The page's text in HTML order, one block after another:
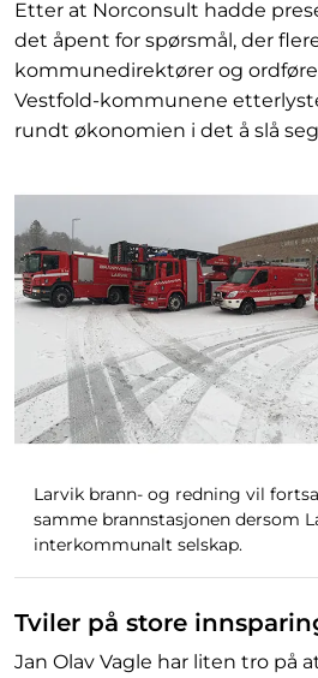
Etter at Norconsult hadde
det åpent for spørsmål, der
kommunedirektører og
Vestfold-kommunene
rundt økonomien i det å slå
Larvik brann- og redning vil
samme brannstasjonen dersom
interkommunalt selskap.
Tviler på store
Jan Olav Vagle har liten tro på